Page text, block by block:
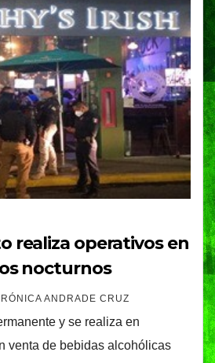
realiza operativos en
nocturnos
ANDRADE CRUZ
y se realiza en
venta de bebidas alcohólicas